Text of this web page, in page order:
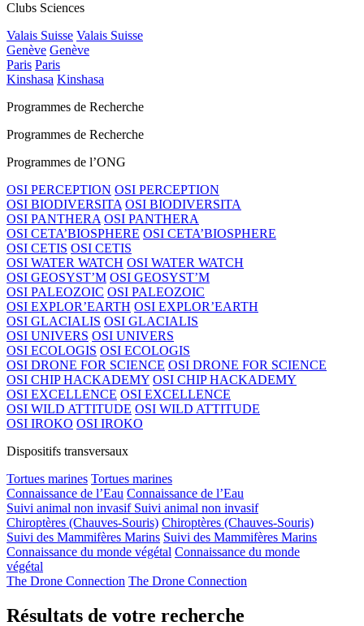
Clubs Sciences
Valais Suisse Valais Suisse
Genève Genève
Paris Paris
Kinshasa Kinshasa
Programmes de Recherche
Programmes de Recherche
Programmes de l’ONG
OSI PERCEPTION OSI PERCEPTION
OSI BIODIVERSITA OSI BIODIVERSITA
OSI PANTHERA OSI PANTHERA
OSI CETA’BIOSPHERE OSI CETA’BIOSPHERE
OSI CETIS OSI CETIS
OSI WATER WATCH OSI WATER WATCH
OSI GEOSYST’M OSI GEOSYST’M
OSI PALEOZOIC OSI PALEOZOIC
OSI EXPLOR’EARTH OSI EXPLOR’EARTH
OSI GLACIALIS OSI GLACIALIS
OSI UNIVERS OSI UNIVERS
OSI ECOLOGIS OSI ECOLOGIS
OSI DRONE FOR SCIENCE OSI DRONE FOR SCIENCE
OSI CHIP HACKADEMY OSI CHIP HACKADEMY
OSI EXCELLENCE OSI EXCELLENCE
OSI WILD ATTITUDE OSI WILD ATTITUDE
OSI IROKO OSI IROKO
Dispositifs transversaux
Tortues marines Tortues marines
Connaissance de l’Eau Connaissance de l’Eau
Suivi animal non invasif Suivi animal non invasif
Chiroptères (Chauves-Souris) Chiroptères (Chauves-Souris)
Suivi des Mammifères Marins Suivi des Mammifères Marins
Connaissance du monde végétal Connaissance du monde
végétal
The Drone Connection The Drone Connection
Résultats de votre recherche